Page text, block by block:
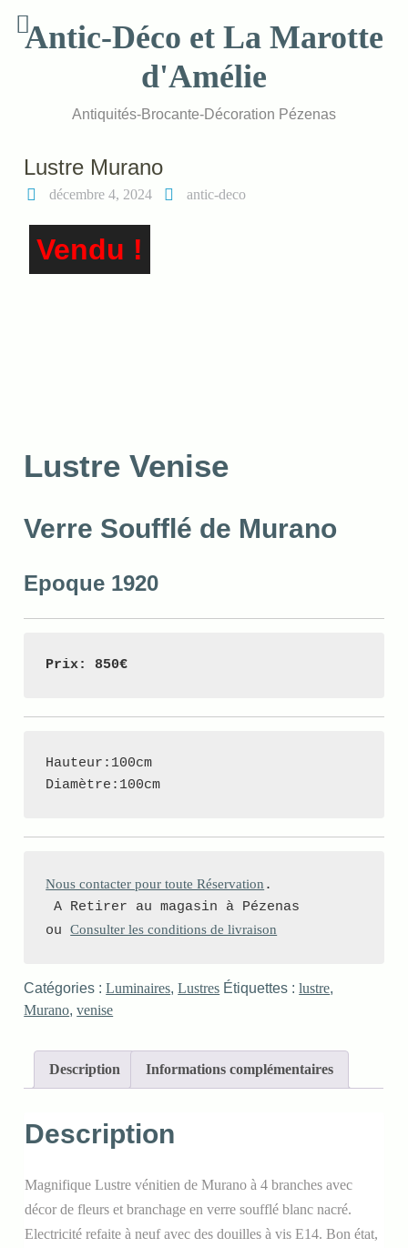
contentAntic-Déco et La Marotte
d'Amélie
Antiquités-Brocante-Décoration Pézenas
Lustre Murano
décembre 4, 2024 antic-deco
Vendu !
Lustre Venise
Verre Soufflé de Murano
Epoque 1920
Prix: 850€
Hauteur:100cm
Diamètre:100cm
Nous contacter pour toute Réservation .
A Retirer au magasin à Pézenas
ou Consulter les conditions de livraison
Catégories :Luminaires,Lustres Étiquettes :lustre,
Murano,venise
Description Informations complémentaires
Description
Magnifique Lustre vénitien de Murano à 4 branches avec
décor de fleurs et branchage en verre soufflé blanc nacré.
Electricité refaite à neuf avec des douilles à vis E14. Bon état,